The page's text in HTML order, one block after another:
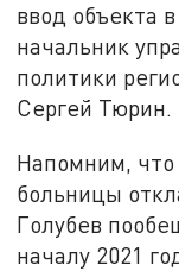
ввод объекта
начальник
политики
Сергей Тюрин.
Напомним,
больницы
Голубев
началу 2021